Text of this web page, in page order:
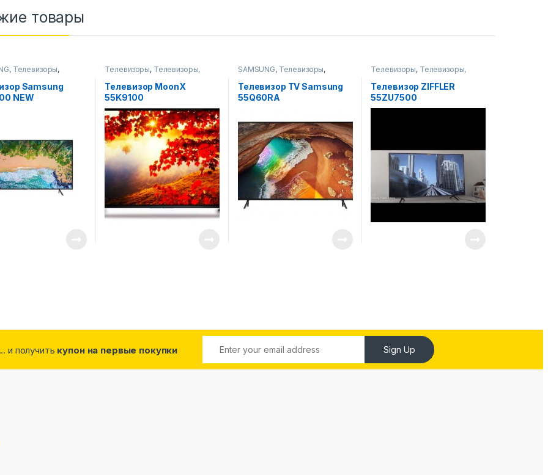
товары
, Телевизоры,
фото-видео и
Samsung
NEW
Телевизоры, Телевизоры,
фото-видео и аудио
Телевизор MoonX
55K9100
SAMSUNG, Телевизоры,
Телевизоры, фото-видео и
аудио
Телевизор TV Samsung
55Q60RA
Телевизоры, Телевизоры,
фото-видео и аудио
Телевизор ZIFFLER
55ZU7500
... и получить купон на первые покупки Sign Up